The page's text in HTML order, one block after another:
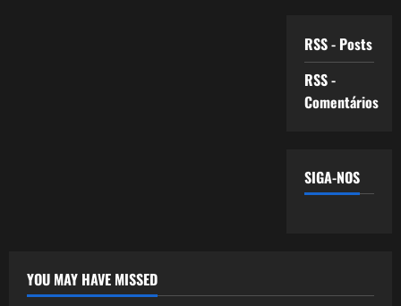
RSS - Posts
RSS -
Comentários
SIGA-NOS
YOU MAY HAVE MISSED